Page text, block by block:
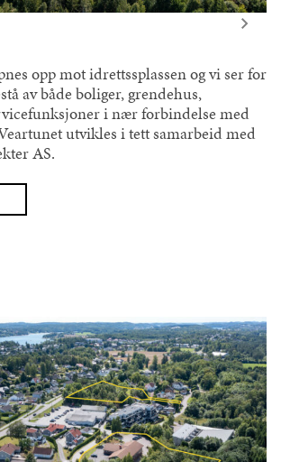
opp mot idrettssplassen og vi ser for
av både boliger, grendehus,
i nær forbindelse med
utvikles i tett samarbeid med
AS.